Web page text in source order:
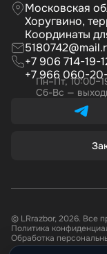
Московская
Хоругвино,
Координаты
+7 906 714-19-
+7 966 060-
Пн–Пт,
Сб-Вс —
© LRrazbor, 2026. Все
Политика
Обработка